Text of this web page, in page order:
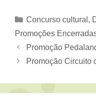
Categorias
Concurso cultural ,
Promoções
Promoção
Promoção Circuito